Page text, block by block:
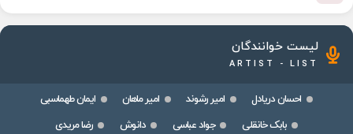
لیست خوانندگان
ARTIST - LIST
احسان دریادل امیر رشوند امیر ماهان
ایمان طهماسبی
بابک خانقلی
جواد عباسی دانوش
رضا مریدی